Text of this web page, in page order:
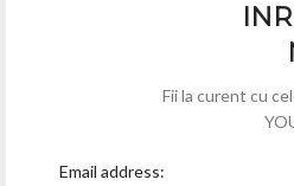
Fii la curent cu
Email address: